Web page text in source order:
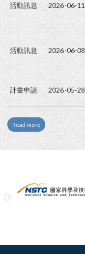
活動訊息 2026-06-11
活動訊息 2026-06-08
計畫申請 2026-05-28
Read more